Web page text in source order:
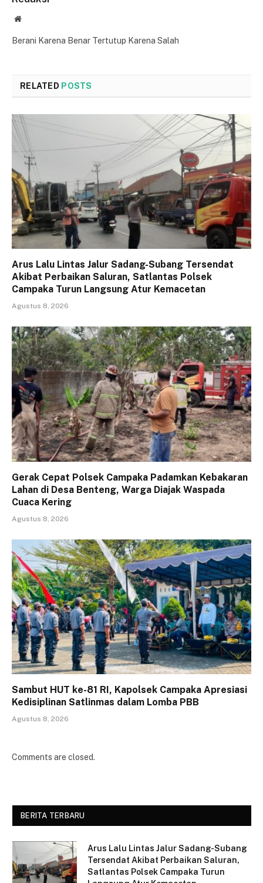
Website
Berani Karena Benar Tertutup Karena Salah
RELATED POSTS
Arus Lalu Lintas Jalur Sadang-Subang Tersendat
Akibat Perbaikan Saluran, Satlantas Polsek
Campaka Turun Langsung Atur Kemacetan
Agustus 8, 2026
Gerak Cepat Polsek Campaka Padamkan Kebakaran
Lahan di Desa Benteng, Warga Diajak Waspada
Cuaca Kering
Agustus 8, 2026
Sambut HUT ke-81 RI, Kapolsek Campaka Apresiasi
Kedisiplinan Satlinmas dalam Lomba PBB
Agustus 8, 2026
Comments are closed.
BERITA TERBARU
Arus Lalu Lintas Jalur Sadang-Subang
Tersendat Akibat Perbaikan Saluran,
Satlantas Polsek Campaka Turun